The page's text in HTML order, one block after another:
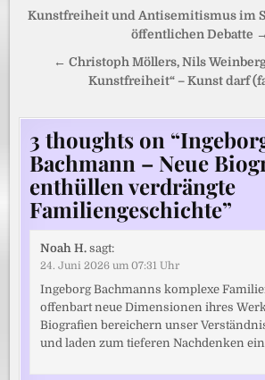
Beitragsnavigation
Kunstfreiheit und Antisemitismus im
öffentlichen Debatte →
← Christoph Möllers, Nils
Kunstfreiheit“ – Kunst darf
3 thoughts on “
Bachmann – Neue
enthüllen verdrängte
Familiengeschichte”
Noah H. sagt:
24. Juni 2026 um 07:31 Uhr
Ingeborg Bachmanns komplexe
offenbart neue Dimensionen ihres
Biografien bereichern unser
und laden zum tieferen Nachdenken